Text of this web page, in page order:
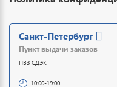
Санкт-Петербург
Пункт выдачи заказов
ПВЗ СДЭК
10:00-19:00